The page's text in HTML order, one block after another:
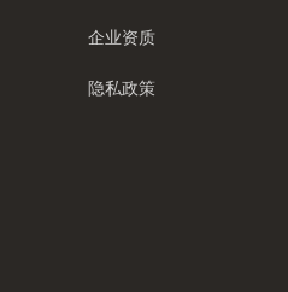
企业资质
隐私政策